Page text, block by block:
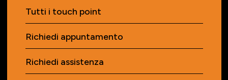
Tutti i touch point
Richiedi appuntamento
Richiedi assistenza